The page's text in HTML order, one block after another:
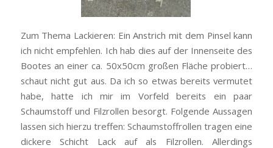
Zum Thema Lackieren: Ein Anstrich mit dem Pinsel kann
ich nicht empfehlen. Ich hab dies auf der Innenseite des
Bootes an einer ca. 50x50cm großen Fläche probiert…
schaut nicht gut aus. Da ich so etwas bereits vermutet
habe, hatte ich mir im Vorfeld bereits ein paar
Schaumstoff und Filzrollen besorgt. Folgende Aussagen
lassen sich hierzu treffen: Schaumstoffrollen tragen eine
dickere Schicht Lack auf als Filzrollen. Allerdings